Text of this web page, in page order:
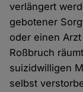
verlängert
gebotener
oder einen
Roßbruch
suizidwilligen
selbst